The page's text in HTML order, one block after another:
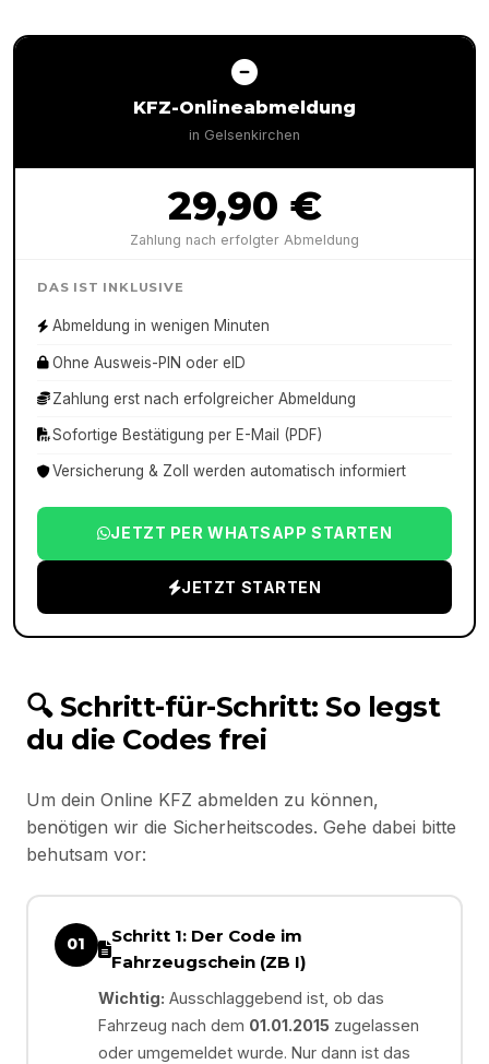
KFZ-Onlineabmeldung
in Gelsenkirchen
29,90 €
Zahlung nach erfolgter Abmeldung
DAS IST INKLUSIVE
Abmeldung in wenigen Minuten
Ohne Ausweis-PIN oder eID
Zahlung erst nach erfolgreicher Abmeldung
Sofortige Bestätigung per E-Mail (PDF)
Versicherung & Zoll werden automatisch informiert
JETZT PER WHATSAPP STARTEN
JETZT STARTEN
🔍 Schritt-für-Schritt: So legst
du die Codes frei
Um dein Online KFZ abmelden zu können,
benötigen wir die Sicherheitscodes. Gehe dabei bitte
behutsam vor:
01
Schritt 1: Der Code im
Fahrzeugschein (ZB I)
Wichtig: Ausschlaggebend ist, ob das
Fahrzeug nach dem 01.01.2015 zugelassen
oder umgemeldet wurde. Nur dann ist das